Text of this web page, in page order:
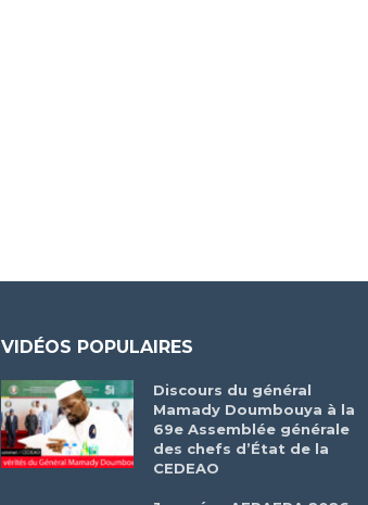
VIDÉOS POPULAIRES
Discours du général
Mamady Doumbouya à la
69e Assemblée générale
des chefs d’État de la
CEDEAO